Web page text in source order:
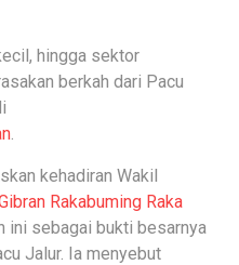
hingga sektor
berkah dari Pacu
kehadiran Wakil
Rakabuming Raka
ini sebagai bukti besarnya
Jalur. Ia menyebut